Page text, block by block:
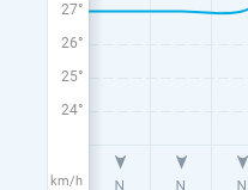
27°
26°
25°
24°
km/h